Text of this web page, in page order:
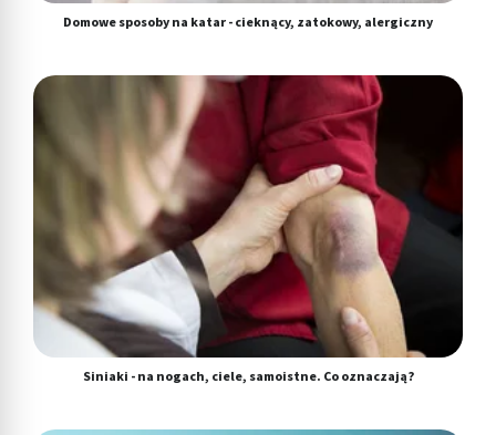
Domowe sposoby na katar - cieknący, zatokowy, alergiczny
Siniaki - na nogach, ciele, samoistne. Co oznaczają?